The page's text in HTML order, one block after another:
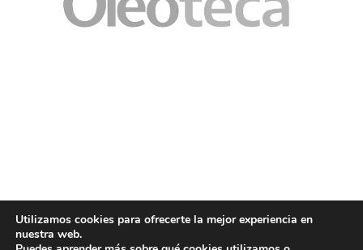
Utilizamos cookies para ofrecerte la mejor experiencia en
nuestra web.